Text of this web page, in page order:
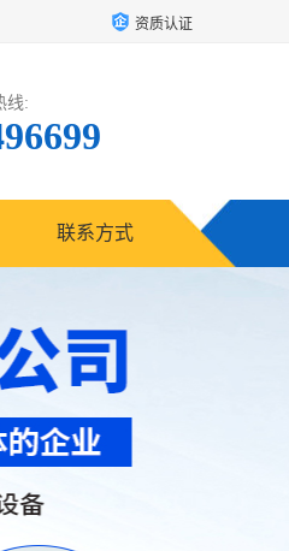
资质认证
线:
联系方式